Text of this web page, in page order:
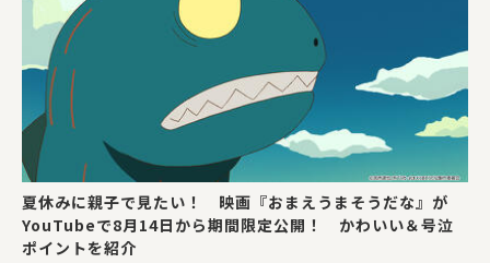
夏休みに親子で見たい！ 映画『おまえうまそうだな』が
YouTubeで8月14日から期間限定公開！ かわいい＆号泣
ポイントを紹介